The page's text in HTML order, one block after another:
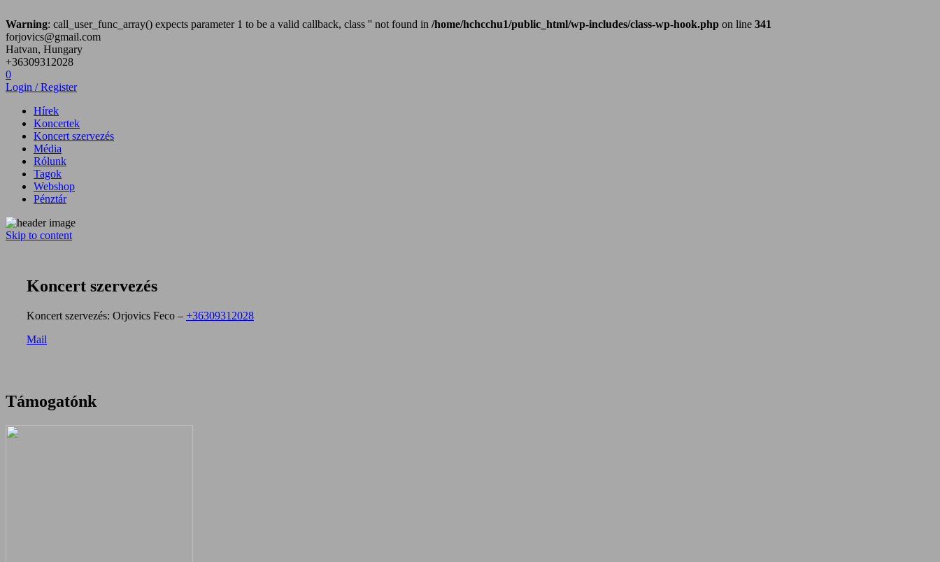
Warning: call_user_func_array() expects parameter 1 to be a valid callback, class '' not found in /home/hchcchu1/public_html/wp-includes/class-wp-hook.php on line 341
forjovics@gmail.com
Hatvan, Hungary
+36309312028
0
Login / Register
Hírek
Koncertek
Koncert szervezés
Média
Rólunk
Tagok
Webshop
Pénztár
Hatvan City Hard Core
Skip to content
Koncert szervezés
Koncert szervezés: Orjovics Feco – +36309312028
Mail
Támogatónk